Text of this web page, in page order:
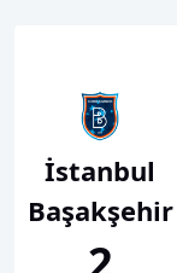
İstanbul
Başakşehir